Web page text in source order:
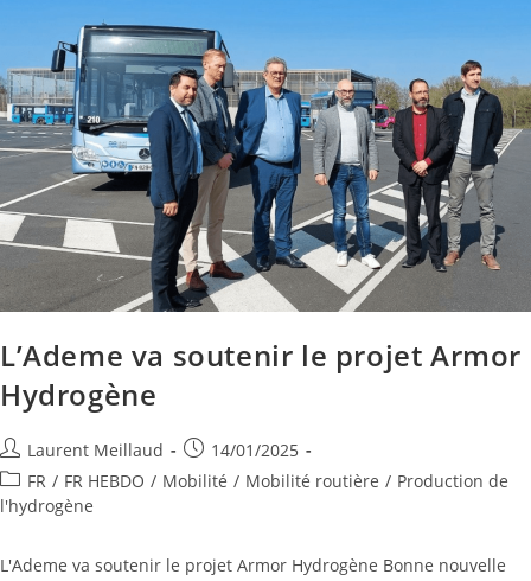
L’Ademe va soutenir le projet Armor
Hydrogène
Laurent Meillaud
14/01/2025
FR / FR HEBDO / Mobilité / Mobilité routière / Production de
l'hydrogène
L'Ademe va soutenir le projet Armor Hydrogène Bonne nouvelle